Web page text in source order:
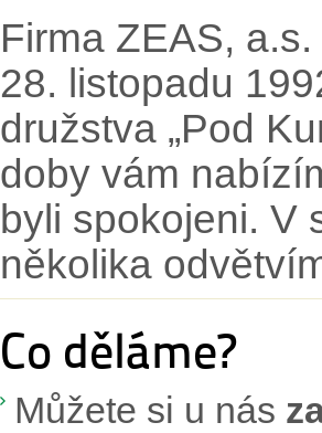
Firma ZEAS,
28. listopadu
družstva „Pod
doby vám
byli spokojeni. V
několika
Co děláme?
Můžete si u nás